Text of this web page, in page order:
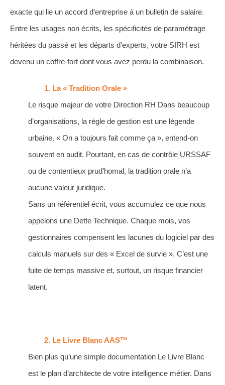
exacte qui lie un accord d’entreprise à un bulletin de salaire.
Entre les usages non écrits, les spécificités de paramétrage
héritées du passé et les départs d’experts, votre SIRH est
devenu un coffre-fort dont vous avez perdu la combinaison.
La « Tradition Orale »
Le risque majeur de votre Direction RH Dans beaucoup
d’organisations, la règle de gestion est une légende
urbaine. « On a toujours fait comme ça », entend-on
souvent en audit. Pourtant, en cas de contrôle URSSAF
ou de contentieux prud’homal, la tradition orale n’a
aucune valeur juridique.
Sans un référentiel écrit, vous accumulez ce que nous
appelons une Dette Technique. Chaque mois, vos
gestionnaires compensent les lacunes du logiciel par des
calculs manuels sur des « Excel de survie ». C’est une
fuite de temps massive et, surtout, un risque financier
latent.
Le Livre Blanc AAS™
Bien plus qu’une simple documentation Le Livre Blanc
est le plan d’architecte de votre intelligence métier. Dans